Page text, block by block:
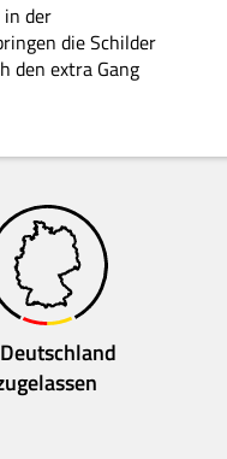
in der
die Schilder
den extra Gang